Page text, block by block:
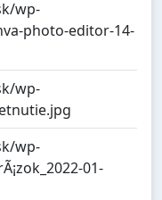
wp-
photo-editor-14-
wp-
wp-
01-